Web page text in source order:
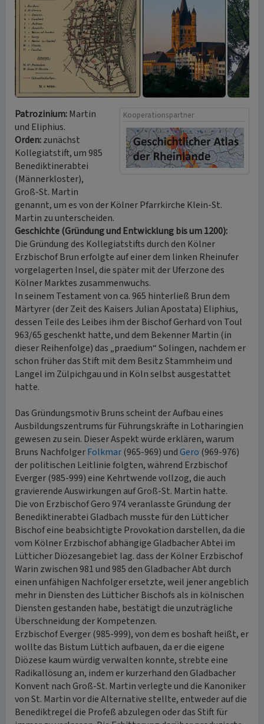
Kooperationspartner
Patrozinium:Martin
und Eliphius.
Orden:zunächst
Kollegiatstift, um 985
Benediktinerabtei
(Männerkloster),
Groß-St. Martin
genannt, um es von der Kölner Pfarrkirche Klein-St.
Martin zu unterscheiden.
Geschichte (Gründung und Entwicklung bis um 1200):
Die Gründung des Kollegiatstifts durch den Kölner
Erzbischof Brun erfolgte auf einer dem linken Rheinufer
vorgelagerten Insel, die später mit der Uferzone des
Kölner Marktes zusammenwuchs.
In seinem Testament von ca. 965 hinterließ Brun dem
Märtyrer (der Zeit des Kaisers Julian Apostata) Eliphius,
dessen Teile des Leibes ihm der Bischof Gerhard von Toul
963/65 geschenkt hatte, und dem Bekenner Martin (in
dieser Reihenfolge) das „praedium“ Solingen, nachdem er
schon früher das Stift mit dem Besitz Stammheim und
Langel im Zülpichgau und in Köln selbst ausgestattet
hatte.
Das Gründungsmotiv Bruns scheint der Aufbau eines
Ausbildungszentrums für Führungskräfte in Lotharingien
gewesen zu sein. Dieser Aspekt würde erklären, warum
Bruns NachfolgerFolkmar(965-969) undGero (969-976)
der politischen Leitlinie folgten, während Erzbischof
Everger (985-999) eine Kehrtwende vollzog, die auch
gravierende Auswirkungen auf Groß-St. Martin hatte.
Die von Erzbischof Gero 974 veranlasste Gründung der
Benediktinerabtei Gladbach musste für den Lütticher
Bischof eine beabsichtigte Provokation darstellen, da die
vom Kölner Erzbischof abhängige Gladbacher Abtei im
Lütticher Diözesangebiet lag. dass der Kölner Erzbischof
Warin zwischen 981 und 985 den Gladbacher Abt durch
einen unfähigen Nachfolger ersetzte, weil jener angeblich
mehr in Diensten des Lütticher Bischofs als in kölnischen
Diensten gestanden habe, bestätigt die unzuträgliche
Überschneidung der Kompetenzen.
Erzbischof Everger (985-999), von dem es boshaft heißt, er
wollte das Bistum Lüttich aufbauen, da er die eigene
Diözese kaum würdig verwalten konnte, strebte eine
Radikallösung an, indem er kurzerhand den Gladbacher
Konvent nach Groß-St. Martin verlegte und die Kanoniker
von St. Martin vor die Alternative stellte, entweder auf die
Benediktregel die Profeß abzulegen oder das Stift für